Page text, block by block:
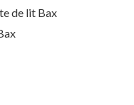
de lit Bax